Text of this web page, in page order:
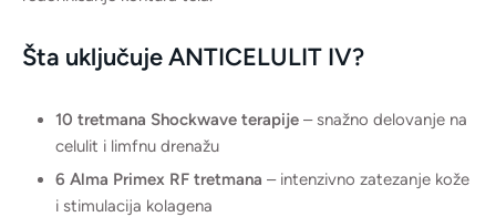
Šta uključuje ANTICELULIT IV?
10 tretmana Shockwave terapije – snažno delovanje na
celulit i limfnu drenažu
6 Alma Primex RF tretmana – intenzivno zatezanje kože
i stimulacija kolagena